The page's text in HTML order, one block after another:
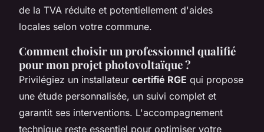
de la TVA réduite et potentiellement d'aides
locales selon votre commune.
Comment choisir un professionnel qualifié
pour mon projet photovoltaïque ?
Privilégiez un installateur certifié RGE qui propose
une étude personnalisée, un suivi complet et
garantit ses interventions. L'accompagnement
technique reste essentiel pour optimiser votre